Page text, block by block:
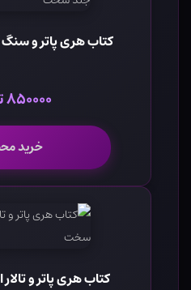
کتاب هری پاتر و
۸۵۰۰۰۰ تومان
خرید
کتاب هری پاتر و